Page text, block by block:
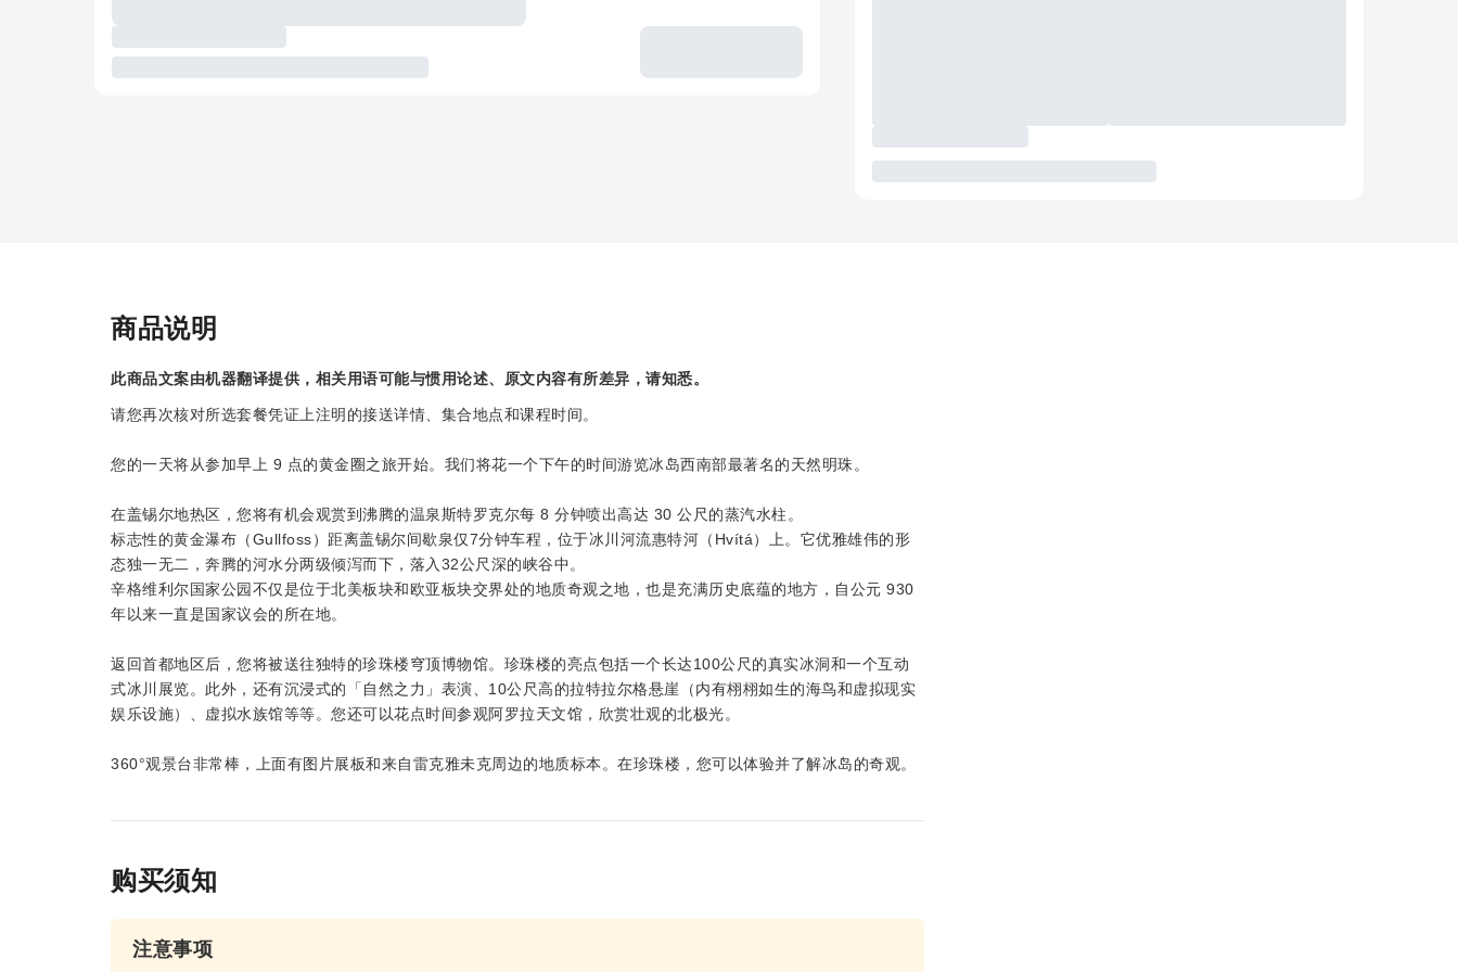
商品说明
此商品文案由机器翻译提供，相关用语可能与惯用论述、原文内容有所差异，请知悉。
请您再次核对所选套餐凭证上注明的接送详情、集合地点和课程时间。
您的一天将从参加早上 9 点的黄金圈之旅开始。我们将花一个下午的时间游览冰岛西南部最著名的天然明珠。
在盖锡尔地热区，您将有机会观赏到沸腾的温泉斯特罗克尔每 8 分钟喷出高达 30 公尺的蒸汽水柱。
标志性的黄金瀑布（Gullfoss）距离盖锡尔间歇泉仅7分钟车程，位于冰川河流惠特河（Hvítá）上。它优雅雄伟的形
态独一无二，奔腾的河水分两级倾泻而下，落入32公尺深的峡谷中。
辛格维利尔国家公园不仅是位于北美板块和欧亚板块交界处的地质奇观之地，也是充满历史底蕴的地方，自公元 930
年以来一直是国家议会的所在地。
返回首都地区后，您将被送往独特的珍珠楼穹顶博物馆。珍珠楼的亮点包括一个长达100公尺的真实冰洞和一个互动
式冰川展览。此外，还有沉浸式的「自然之力」表演、10公尺高的拉特拉尔格悬崖（内有栩栩如生的海鸟和虚拟现实
娱乐设施）、虚拟水族馆等等。您还可以花点时间参观阿罗拉天文馆，欣赏壮观的北极光。
360°观景台非常棒，上面有图片展板和来自雷克雅未克周边的地质标本。在珍珠楼，您可以体验并了解冰岛的奇观。
购买须知
注意事项